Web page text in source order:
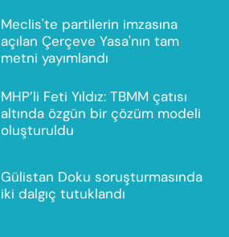
Meclis'te partilerin imzasına
açılan Çerçeve Yasa'nın tam
metni yayımlandı
MHP’li Feti Yıldız: TBMM çatısı
altında özgün bir çözüm modeli
oluşturuldu
Gülistan Doku soruşturmasında
iki dalgıç tutuklandı